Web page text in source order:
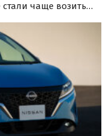
чаще возить